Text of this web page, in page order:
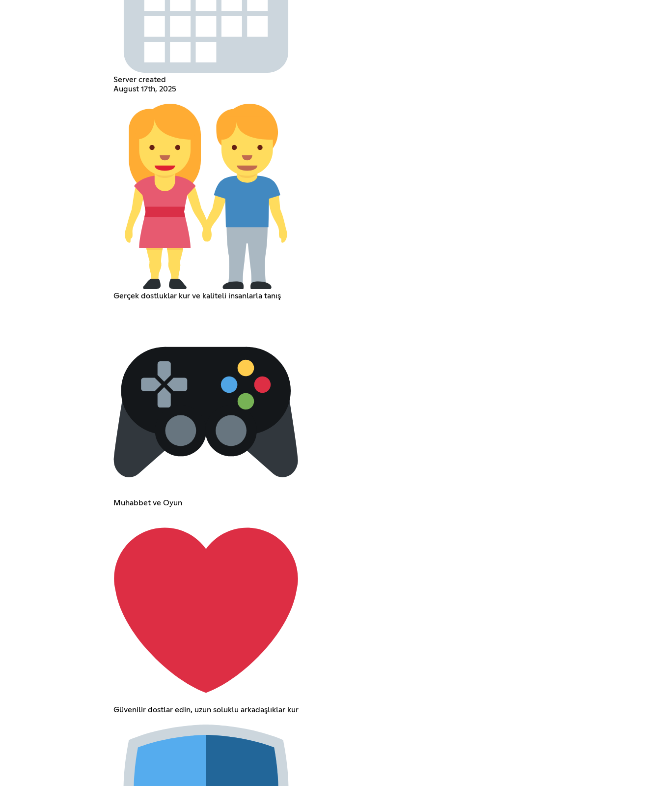
Server created
August 17th, 2025
Gerçek dostluklar kur ve kaliteli insanlarla tanış
Muhabbet ve Oyun
Güvenilir dostlar edin, uzun soluklu arkadaşlıklar kur